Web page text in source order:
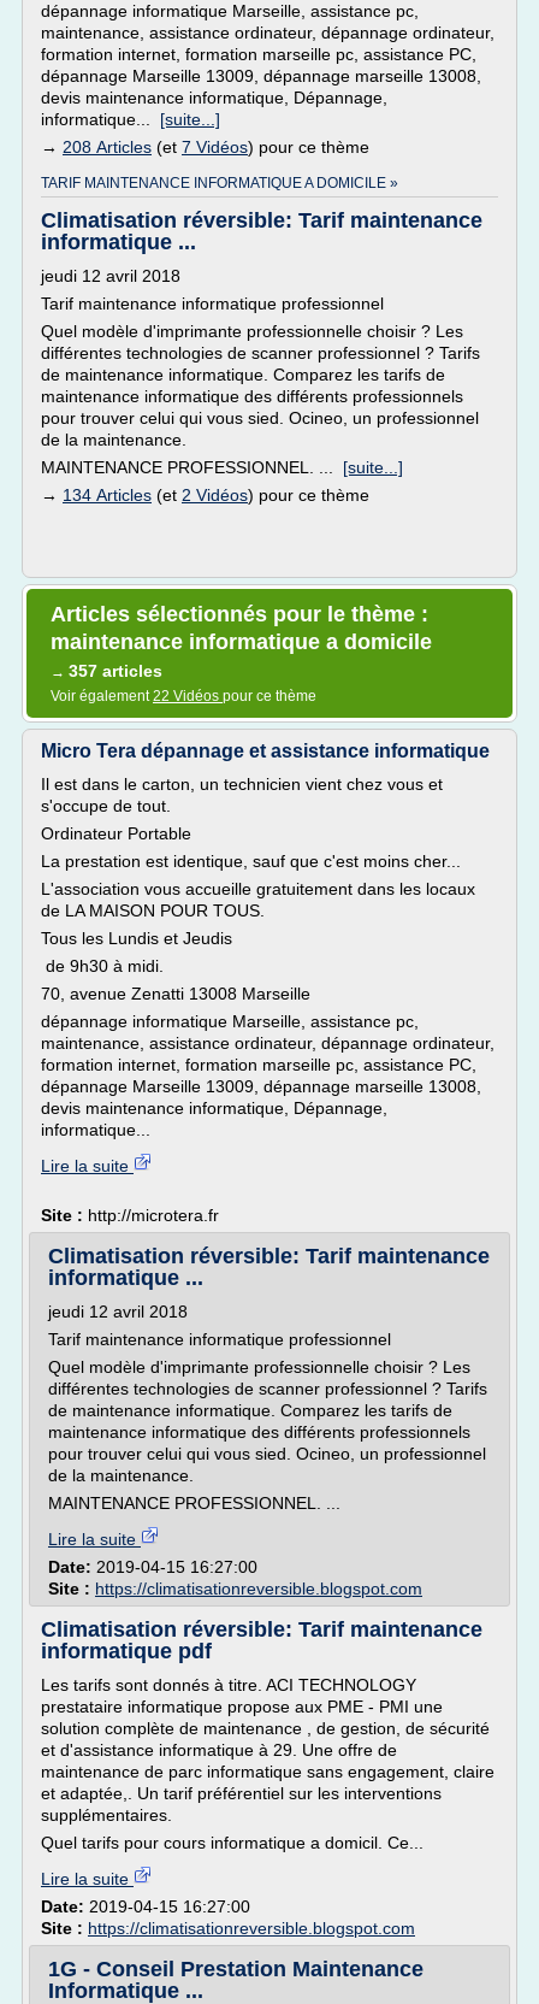
dépannage informatique Marseille, assistance pc,
maintenance, assistance ordinateur, dépannage ordinateur,
formation internet, formation marseille pc, assistance PC,
dépannage Marseille 13009, dépannage marseille 13008,
devis maintenance informatique, Dépannage,
informatique... [suite...]
→ 208 Articles (et 7 Vidéos) pour ce thème
TARIF MAINTENANCE INFORMATIQUE A DOMICILE »
Climatisation réversible: Tarif maintenance
informatique ...
jeudi 12 avril 2018
Tarif maintenance informatique professionnel
Quel modèle d'imprimante professionnelle choisir ? Les
différentes technologies de scanner professionnel ? Tarifs
de maintenance informatique. Comparez les tarifs de
maintenance informatique des différents professionnels
pour trouver celui qui vous sied. Ocineo, un professionnel
de la maintenance.
MAINTENANCE PROFESSIONNEL. ... [suite...]
→ 134 Articles (et 2 Vidéos) pour ce thème
Articles sélectionnés pour le thème :
maintenance informatique a domicile
→ 357 articles
Voir également22 Vidéos pour ce thème
Micro Tera dépannage et assistance informatique
Il est dans le carton, un technicien vient chez vous et
s'occupe de tout.
Ordinateur Portable
La prestation est identique, sauf que c'est moins cher...
L'association vous accueille gratuitement dans les locaux
de LA MAISON POUR TOUS.
Tous les Lundis et Jeudis
de 9h30 à midi.
70, avenue Zenatti 13008 Marseille
dépannage informatique Marseille, assistance pc,
maintenance, assistance ordinateur, dépannage ordinateur,
formation internet, formation marseille pc, assistance PC,
dépannage Marseille 13009, dépannage marseille 13008,
devis maintenance informatique, Dépannage,
informatique...
Lire la suite
Site : http://microtera.fr
Climatisation réversible: Tarif maintenance
informatique ...
jeudi 12 avril 2018
Tarif maintenance informatique professionnel
Quel modèle d'imprimante professionnelle choisir ? Les
différentes technologies de scanner professionnel ? Tarifs
de maintenance informatique. Comparez les tarifs de
maintenance informatique des différents professionnels
pour trouver celui qui vous sied. Ocineo, un professionnel
de la maintenance.
MAINTENANCE PROFESSIONNEL. ...
Lire la suite
Date: 2019-04-15 16:27:00
Site : https://climatisationreversible.blogspot.com
Climatisation réversible: Tarif maintenance
informatique pdf
Les tarifs sont donnés à titre. ACI TECHNOLOGY
prestataire informatique propose aux PME - PMI une
solution complète de maintenance , de gestion, de sécurité
et d'assistance informatique à 29. Une offre de
maintenance de parc informatique sans engagement, claire
et adaptée,. Un tarif préférentiel sur les interventions
supplémentaires.
Quel tarifs pour cours informatique a domicil. Ce...
Lire la suite
Date: 2019-04-15 16:27:00
Site : https://climatisationreversible.blogspot.com
1G - Conseil Prestation Maintenance
Informatique ...